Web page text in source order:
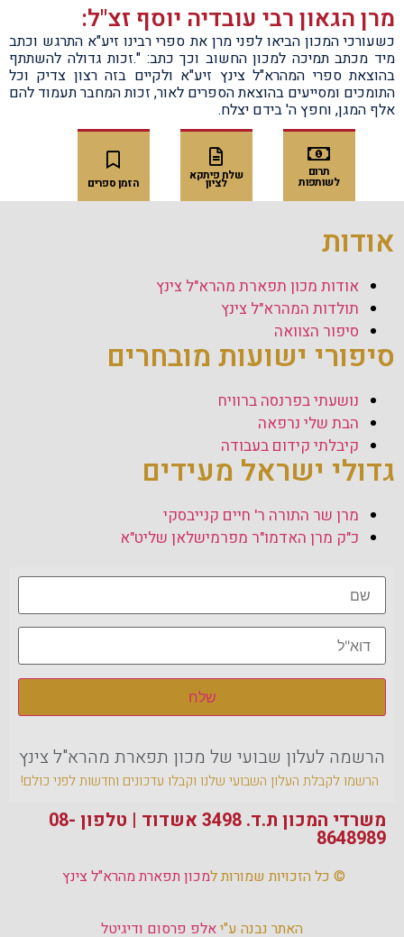
מרן הגאון רבי עובדיה יוסף זצ"ל:
כשעורכי המכון הביאו לפני מרן את ספרי רבינו זיע"א התרגש וכתב
מיד מכתב תמיכה למכון החשוב וכך כתב: ".זכות גדולה להשתתף
בהוצאת ספרי המהרא"ל צינץ זיע"א ולקיים בזה רצון צדיק וכל
התומכים ומסייעים בהוצאת הספרים לאור, זכות המחבר תעמוד להם
אלף המגן, וחפץ ה' בידם יצלח.
תרום
לשותפות
תרום
לשותפות
שלח פיתקא
לציון הזמן ספרים
אודות
אודות מכון תפארת מהרא"ל צינץ
תולדות המהרא"ל צינץ
סיפור הצוואה
סיפורי ישועות מובחרים
נושעתי בפרנסה ברוויח
הבת שלי נרפאה
קיבלתי קידום בעבודה
גדולי ישראל מעידים
מרן שר התורה ר' חיים קנייבסקי
כ"ק מרן האדמו"ר מפרמישלאן שליט"א
הרשמה לעלון שבועי של מכון תפארת מהרא"ל צינץ
הרשמו לקבלת העלון השבועי שלנו וקבלו עדכונים וחדשות לפני כולם!
משרדי המכון ת.ד. 3498 אשדוד | טלפון 08-
8648989‏
© כל הזכויות שמורות למכון תפארת מהרא"ל צינץ
האתר נבנה ע"יאלפ פרסום ודיגיטל